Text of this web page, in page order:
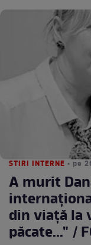
STIRI INTERNE • pe
A murit
din viață la
păcate..." /